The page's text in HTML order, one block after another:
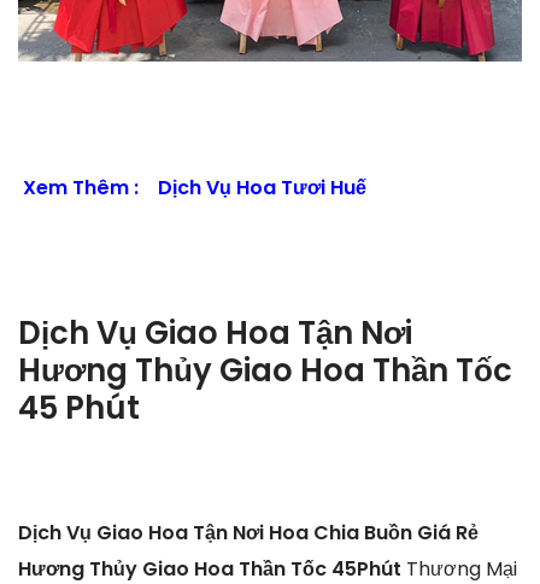
Xem Thêm : Dịch Vụ Hoa Tươi Huế
Dịch Vụ Giao Hoa Tận Nơi
Hương Thủy Giao Hoa Thần Tốc
45 Phút
Dịch Vụ Giao Hoa Tận Nơi Hoa Chia Buồn Giá Rẻ
Hương Thủy Giao Hoa Thần Tốc 45Phút Thương Mại